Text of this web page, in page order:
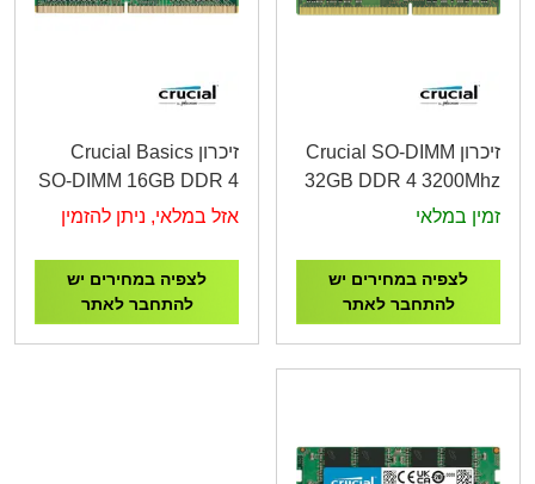
זיכרון Crucial SO-DIMM
32GB DDR 4 3200Mhz
זמין במלאי
לצפיה במחירים יש
להתחבר לאתר
זיכרון Crucial Basics
SO-DIMM 16GB DDR 4
3200Mhz
אזל במלאי, ניתן להזמין
לצפיה במחירים יש
להתחבר לאתר